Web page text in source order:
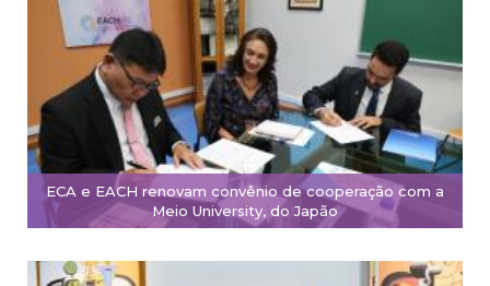
ECA e EACH renovam convênio de cooperação com a
Meio University, do Japão